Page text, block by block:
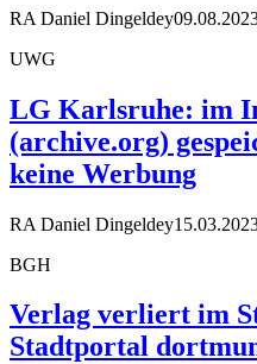
RA Daniel Dingeldey
UWG
LG Karlsruhe: im
(archive.org)
keine Werbung
RA Daniel Dingeldey
BGH
Verlag verliert im
Stadtportal